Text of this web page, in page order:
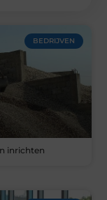
BEDRIJVEN
inrichten